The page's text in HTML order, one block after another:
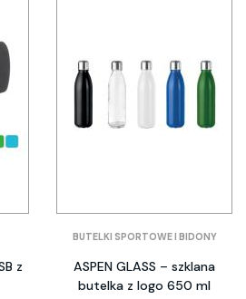
z
BUTELKI SPORTOWE I BIDONY
ASPEN GLASS – szklana
butelka z logo 650 ml